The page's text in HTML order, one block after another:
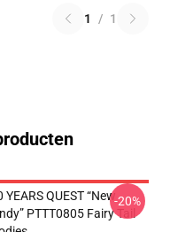
1 / 1
YEARS QUEST “New
PTTT0805 Fairy Tail
-20%